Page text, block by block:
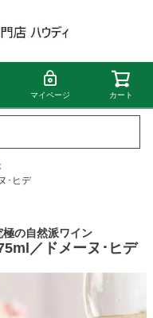
マイページ カート
･ヒデ
の自然派ワイン
／ドメーヌ･ヒデ